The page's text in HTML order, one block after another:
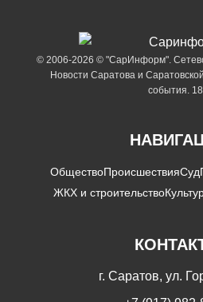
© 2006-2026 © "СарИнформ".
Новости Саратова и
события.
ОбществоПроисшествияСуд
ЖКХ и строительство
г. Саратов, ул.